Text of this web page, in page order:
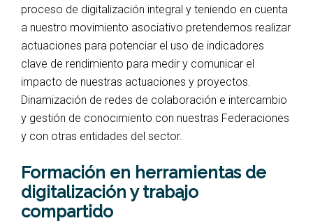
proceso de digitalización integral y teniendo en cuenta
a nuestro movimiento asociativo pretendemos realizar
actuaciones para potenciar el uso de indicadores
clave de rendimiento para medir y comunicar el
impacto de nuestras actuaciones y proyectos.
Dinamización de redes de colaboración e intercambio
y gestión de conocimiento con nuestras Federaciones
y con otras entidades del sector.
Formación en herramientas de
digitalización y trabajo
compartido